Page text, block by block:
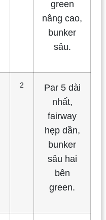
green
nâng cao,
bunker
sâu.
2
Par 5 dài
nhất,
fairway
hẹp dần,
bunker
sâu hai
bên
green.